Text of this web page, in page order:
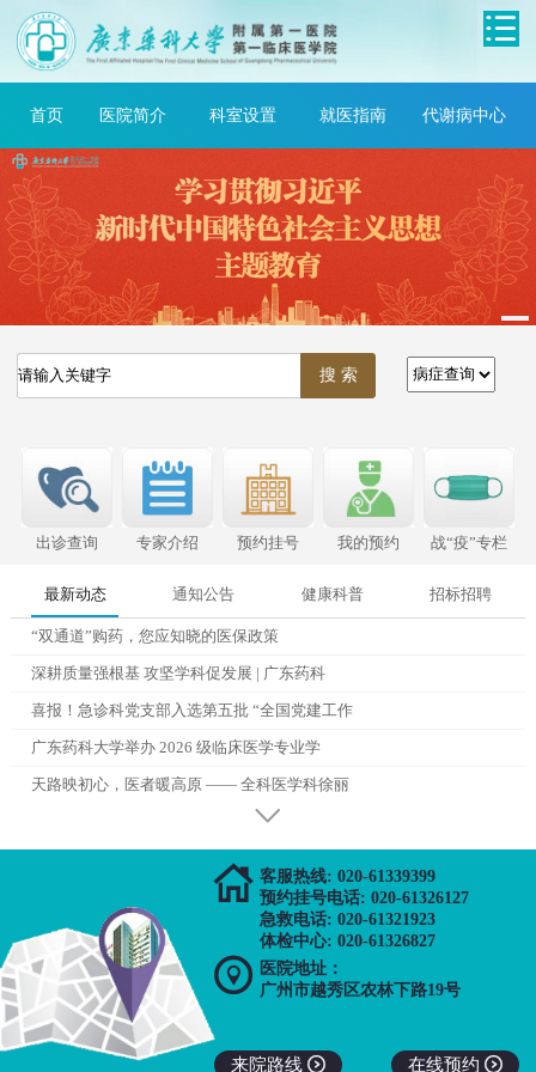
首页 医院简介 科室设置 就医指南 代谢病中心
出诊查询 专家介绍 预约挂号 我的预约 战“疫”专栏
最新动态 通知公告 健康科普 招标招聘
“双通道”购药，您应知晓的医保政策
深耕质量强根基 攻坚学科促发展 | 广东药科
喜报！急诊科党支部入选第五批 “全国党建工作
广东药科大学举办 2026 级临床医学专业学
天路映初心，医者暖高原 —— 全科医学科徐丽
 客服热线: 020-61339399
预约挂号电话: 020-61326127
急救电话: 020-61321923
体检中心: 020-61326827

医院地址：
广州市越秀区农林下路19号
来院路线  在线预约 